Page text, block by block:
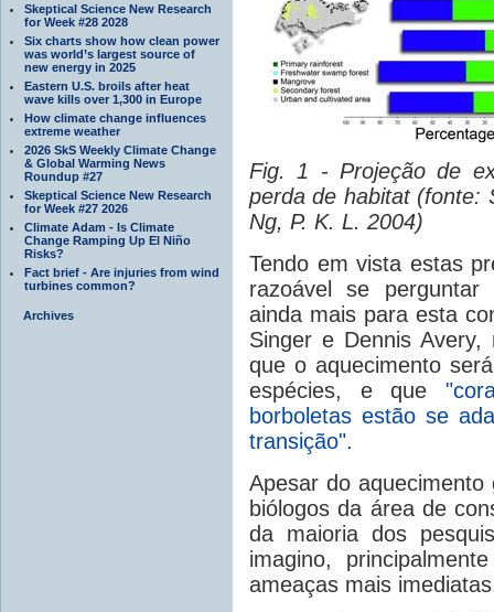
Skeptical Science New Research
for Week #28 2028
Six charts show how clean power
was world’s largest source of
new energy in 2025
Eastern U.S. broils after heat
wave kills over 1,300 in Europe
How climate change influences
extreme weather
2026 SkS Weekly Climate Change
& Global Warming News
Roundup #27
Skeptical Science New Research
for Week #27 2026
Climate Adam - Is Climate
Change Ramping Up El Niño
Risks?
Fact brief - Are injuries from wind
turbines common?
Archives
Fig. 1 - Projeção de
perda de habitat (fonte:
Ng, P. K. L. 2004)
Tendo em vista estas
razoável se perguntar
ainda mais para esta
Singer e Dennis
que o aquecimento
espécies, e que
borboletas estão se
transição".
Apesar do
biólogos da área de
da maioria dos
imagino,
ameaças mais